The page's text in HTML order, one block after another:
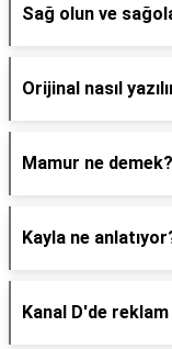
Sağ olun ve
Orijinal nasıl
Mamur ne demek?
Kayla ne
Kanal D'de